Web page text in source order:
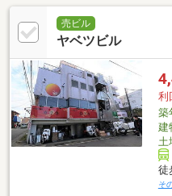
約４２０ｍ（徒歩約６分）・
１０分）・第一中学校…約１０
売ビル
ヤベツビル
利
築
建
土
徒
そ